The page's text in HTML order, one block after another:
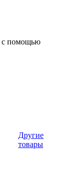
с помощью
Другие
товары